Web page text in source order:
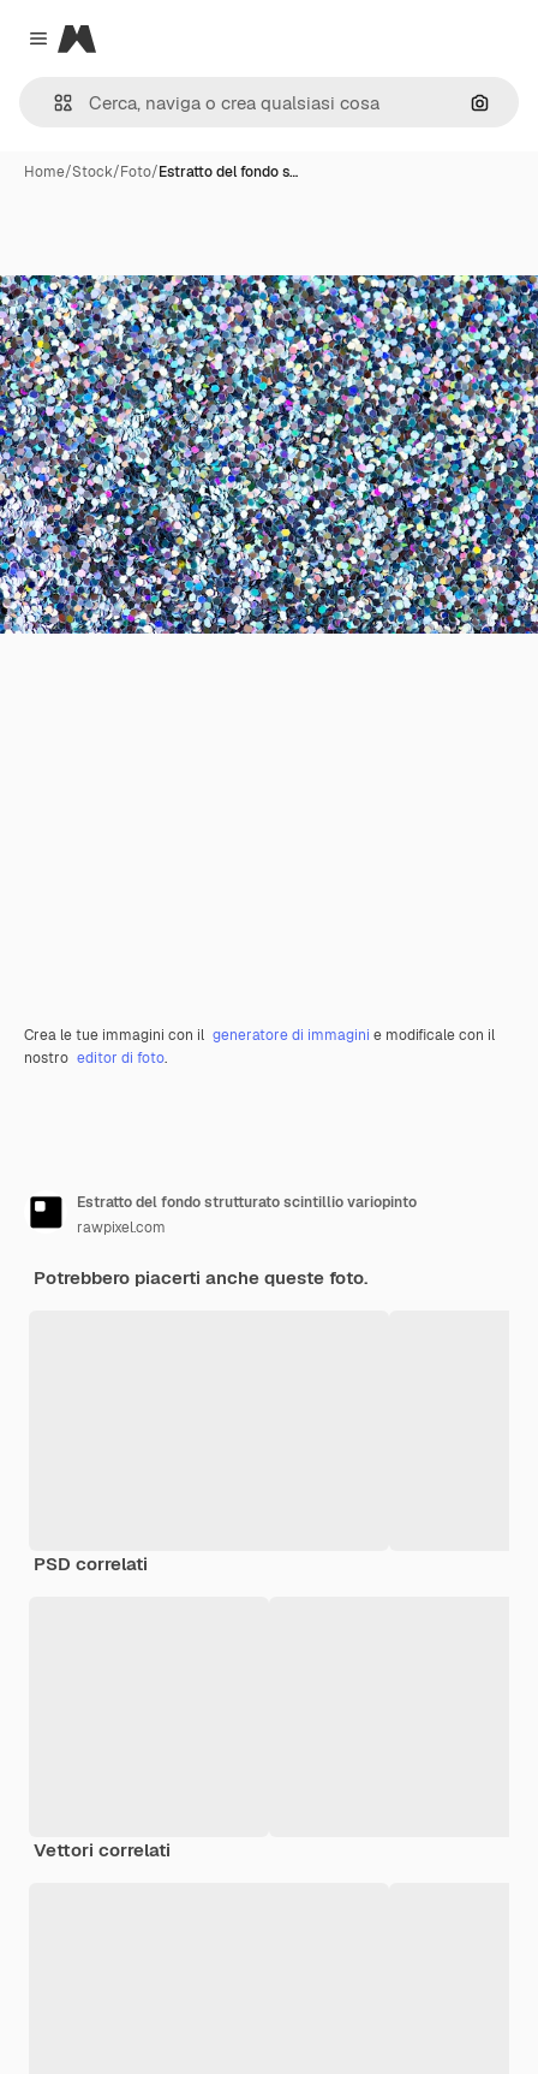
Close menu
Magnific
Cerca
Home/Stock/Foto/Estratto del fondo s…
Crea le tue immagini con il generatore di immagini e modificale con il
nostro editor di foto.
Estratto del fondo strutturato scintillio variopinto
rawpixel.com
Potrebbero piacerti anche queste foto.
PSD correlati
Vettori correlati